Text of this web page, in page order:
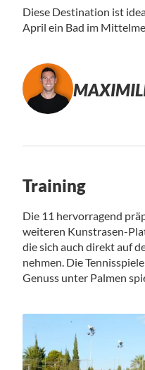
Diese Destination ist
April ein Bad im
Training
Die 11 hervorragend
weiteren Kunstrasen-
die sich auch direkt auf
nehmen. Die
Genuss unter Palmen